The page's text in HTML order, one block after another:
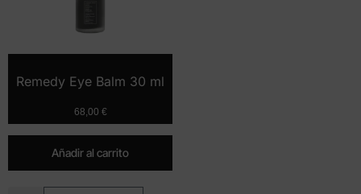
Remedy Eye Balm 30 ml
68,00 €
Añadir al carrito